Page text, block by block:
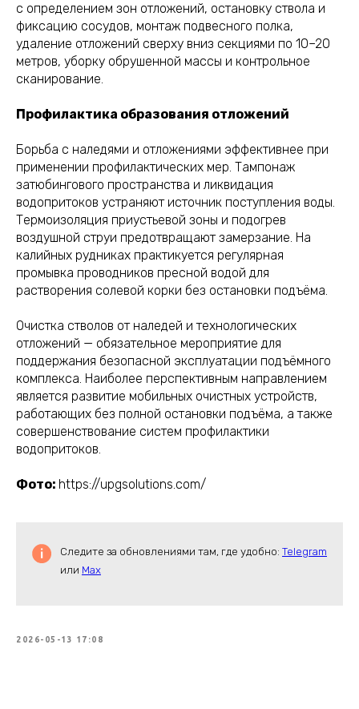
с определением зон отложений, остановку ствола и
фиксацию сосудов, монтаж подвесного полка,
удаление отложений сверху вниз секциями по 10–20
метров, уборку обрушенной массы и контрольное
сканирование.
Профилактика образования отложений
Борьба с наледями и отложениями эффективнее при
применении профилактических мер. Тампонаж
затюбингового пространства и ликвидация
водопритоков устраняют источник поступления воды.
Термоизоляция приустьевой зоны и подогрев
воздушной струи предотвращают замерзание. На
калийных рудниках практикуется регулярная
промывка проводников пресной водой для
растворения солевой корки без остановки подъёма.
Очистка стволов от наледей и технологических
отложений — обязательное мероприятие для
поддержания безопасной эксплуатации подъёмного
комплекса. Наиболее перспективным направлением
является развитие мобильных очистных устройств,
работающих без полной остановки подъёма, а также
совершенствование систем профилактики
водопритоков.
Фото: https://upgsolutions.com/
Следите за обновлениями там, где удобно: Telegram
или Max
2026-05-13 17:08